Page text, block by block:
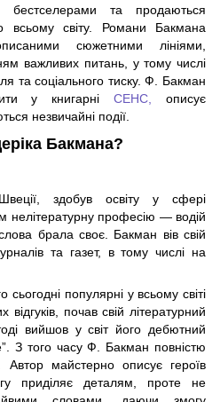
бестселерами та продаються
всьому світу. Романи Бакмана
сюжетними лініями,
важливих питань, у тому числі
та соціального тиску. Ф. Бакман
у книгарніСЕНС,
описує
незвичайні події.
Бакмана?
здобув освіту у сфері
нелітературну професію — водій
брала своє. Бакман вів свій
та газет, в тому числі на
популярні у всьому світі
відгуків, почав свій літературний
вийшов у світ його дебютний
З того часу Ф. Бакман повністю
Автор майстерно описує героїв
приділяє деталям, проте не